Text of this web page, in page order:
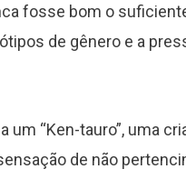
fosse bom o
de gênero e a
um “Ken-tauro”, uma
de não